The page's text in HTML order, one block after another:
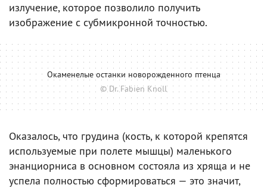
излучение, которое позволило получить
изображение с субмикронной точностью.
Окаменелые останки новорожденного птенца
© Dr. Fabien Knoll
Оказалось, что грудина (кость, к которой крепятся
используемые при полете мышцы) маленького
энанциорниса в основном состояла из хряща и не
успела полностью сформироваться — это значит,